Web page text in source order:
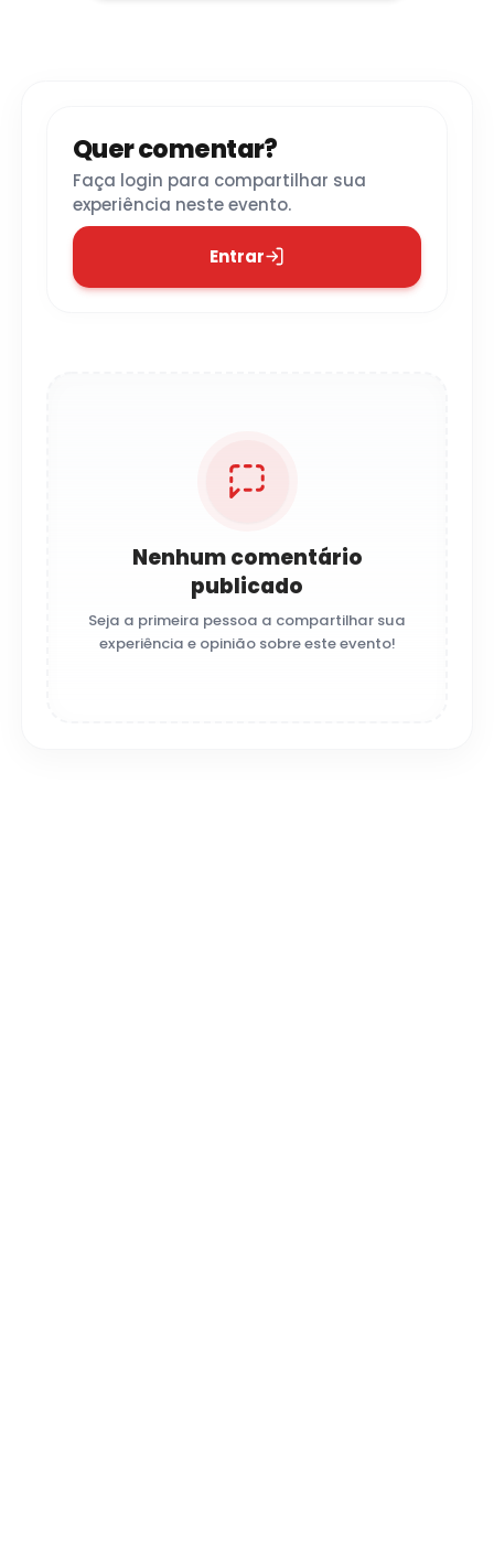
Quer comentar?
Faça login para compartilhar sua
experiência neste evento.
Entrar
Nenhum comentário
publicado
Seja a primeira pessoa a compartilhar sua
experiência e opinião sobre este evento!